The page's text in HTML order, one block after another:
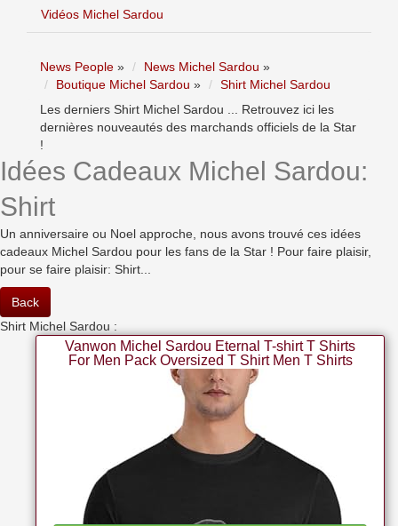
Vidéos Michel Sardou
News People » News Michel Sardou »
Boutique Michel Sardou »
Shirt Michel Sardou
Les derniers Shirt Michel Sardou ... Retrouvez ici les
dernières nouveautés des marchands officiels de la Star
!
Idées Cadeaux Michel Sardou:
Shirt
Un anniversaire ou Noel approche, nous avons trouvé ces idées
cadeaux Michel Sardou pour les fans de la Star ! Pour faire plaisir,
pour se faire plaisir: Shirt...
Back
Shirt Michel Sardou :
Vanwon Michel Sardou Eternal T-shirt T Shirts
For Men Pack Oversized T Shirt Men T Shirts
Sweat Shirt Large